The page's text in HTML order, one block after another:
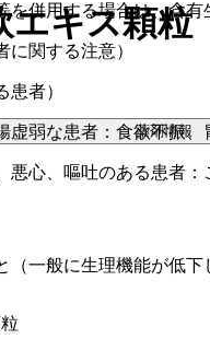
併用する場合は、含有
に関する注意）
者）
弱な患者：食欲不振、
心、嘔吐のある患者：
一般に生理機能が低下
エキス顆粒
薬剤情報